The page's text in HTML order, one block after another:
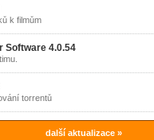
k filmům
Software 4.0.54
torrentů
další aktualizace »